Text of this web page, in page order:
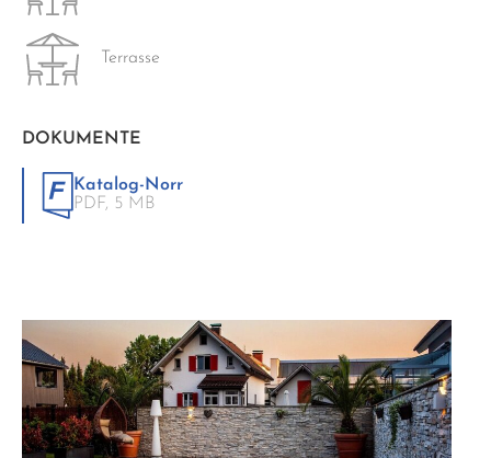
Terrasse
DOKUMENTE
Katalog-Norr
PDF, 5 MB